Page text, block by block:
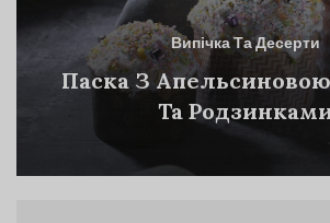
Випічка Та Десерти
Паска З
Та